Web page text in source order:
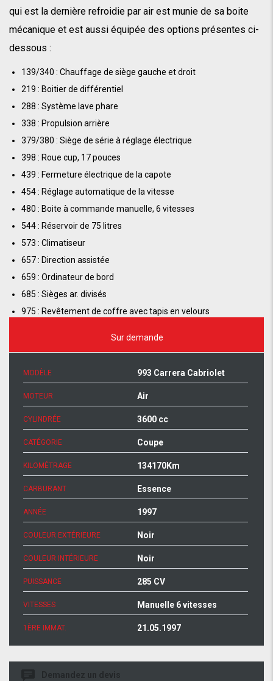
qui est la dernière refroidie par air est munie de sa boite
mécanique et est aussi équipée des options présentes ci-
dessous :
139/340 : Chauffage de siège gauche et droit
219 : Boitier de différentiel
288 : Système lave phare
338 : Propulsion arrière
379/380 : Siège de série à réglage électrique
398 : Roue cup, 17 pouces
439 : Fermeture électrique de la capote
454 : Réglage automatique de la vitesse
480 : Boite à commande manuelle, 6 vitesses
544 : Réservoir de 75 litres
573 : Climatiseur
657 : Direction assistée
659 : Ordinateur de bord
685 : Sièges ar. divisés
975 : Revêtement de coffre avec tapis en velours
Sur demande
MODÈLE 993 Carrera Cabriolet
MOTEUR Air
CYLINDRÉE 3600 cc
CATÉGORIE Coupe
KILOMÉTRAGE 134170Km
CARBURANT Essence
ANNÉE 1997
COULEUR EXTÉRIEURE Noir
COULEUR INTÉRIEURE Noir
PUISSANCE 285 CV
VITESSES Manuelle 6 vitesses
1ÈRE IMMAT. 21.05.1997
Demandez un devis